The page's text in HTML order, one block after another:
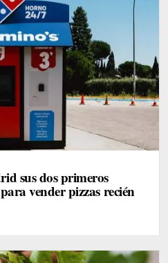
sus dos primeros
vender pizzas recién